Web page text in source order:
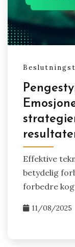
Effektive
betydelig
forbedre
11/08/2025